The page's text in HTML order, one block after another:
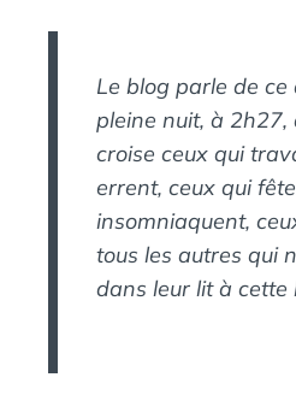
Le blog parle de ce
pleine nuit, à 2h27,
croise ceux qui
errent, ceux qui
insomniaquent,
tous les autres qui
dans leur lit à cette